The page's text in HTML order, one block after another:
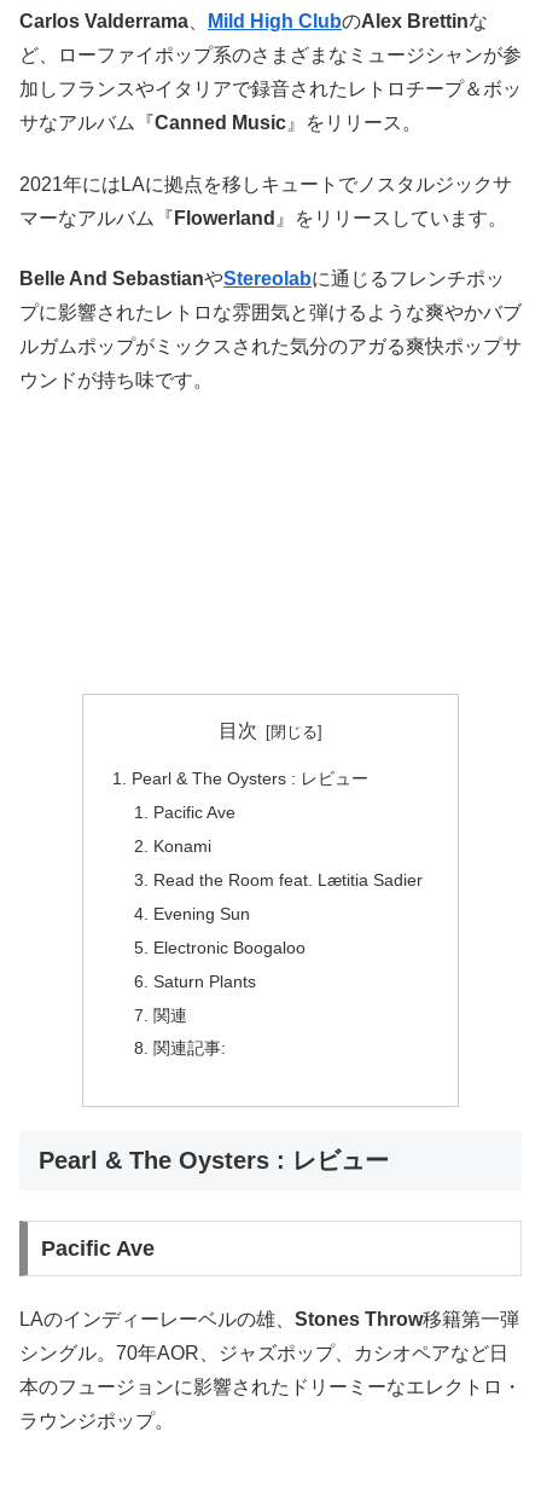
Carlos Valderrama
Mild High ClubのAlex Brettinな
ど、ローファイポップ系のさまざまなミュージシャンが参
加しフランスやイタリアで録音されたレトロチープ＆ボッ
サなアルバム『Canned Music 』をリリース。
2021年にはLAに拠点を移しキュートでノスタルジックサ
マーなアルバム『 Flowerland 』をリリースしています。
Belle And SebastianやStereolabに通じるフレンチポッ
プに影響されたレトロな雰囲気と弾けるような爽やかバブ
ルガムポップがミックスされた気分のアガる爽快ポップサ
ウンドが持ち味です。
目次
Pearl & The Oysters : レビュー
Pacific Ave
Konami
Read the Room feat. Lætitia Sadier
Evening Sun
Electronic Boogaloo
Saturn Plants
関連
関連記事:
Pearl & The Oysters : レビュー
Pacific Ave
LAのインディーレーベルの雄、 Stones Throw移籍第一弾
シングル。70年AOR、ジャズポップ、カシオペアなど日
本のフュージョンに影響されたドリーミーなエレクトロ・
ラウンジポップ。